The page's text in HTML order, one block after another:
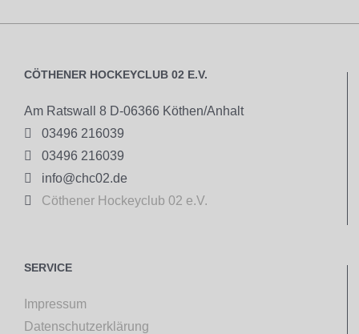
CÖTHENER HOCKEYCLUB 02 E.V.
Am Ratswall 8 D-06366 Köthen/Anhalt

03496 216039

03496 216039

info@chc02.de

Cöthener Hockeyclub 02 e.V.
SERVICE
Impressum
Datenschutzerklärung